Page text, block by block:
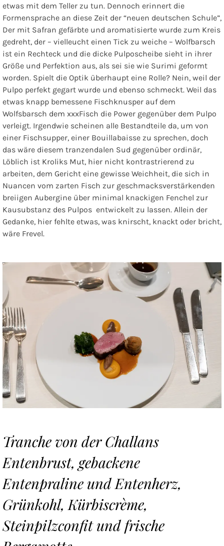
etwas mit dem Teller zu tun. Dennoch erinnert die
Formensprache an diese Zeit der “neuen deutschen Schule”,
Der mit Safran gefärbte und aromatisierte wurde zum Kreis
gedreht, der – vielleucht einen Tick zu weiche – Wolfbarsch
ist ein Rechteck und die dicke Pulposcheibe sieht in ihrer
Größe und Perfektion aus, als sei sie wie Surimi geformt
worden. Spielt die Optik überhaupt eine Rolle? Nein, weil der
Pulpo perfekt gegart wurde und ebenso schmeckt. Weil das
etwas knapp bemessene Fischknusper auf dem
Wolfsbarsch dem xxxFisch die Power gegenüber dem Pulpo
verleigt. Irgendwie scheinen alle Bestandteile da, um von
einer Fischsupper, einer Bouillabaisse zu sprechen, doch
das wäre diesem tranzendalen Sud gegenüber ordinär,
Löblich ist Kroliks Mut, hier nicht kontrastrierend zu
arbeiten, dem Gericht eine gewisse Weichheit, die sich in
Nuancen vom zarten Fisch zur geschmacksverstärkenden
breiigen Aubergine über minimal knackigen Fenchel zur
Kausubstanz des Pulpos entwickelt zu lassen. Allein der
Gedanke, hier fehlte etwas, was knirscht, knackt oder bricht,
wäre Frevel.
Tranche von der Challans
Entenbrust, gebackene
Entenpraline und Entenherz,
Grünkohl, Kürbiscrème,
Steinpilzconfit und frische